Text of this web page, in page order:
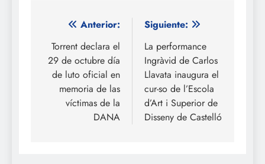
Navegación
de
entradas
Anterior:
Torrent declara el
29 de octubre día
de luto oficial en
memoria de las
víctimas de la
DANA
Siguiente:
La performance
Ingràvid de Carlos
Llavata inaugura el
cur-so de l’Escola
d’Art i Superior de
Disseny de Castelló